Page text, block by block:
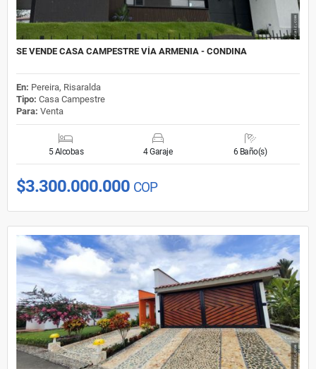
SE VENDE CASA CAMPESTRE VÍA ARMENIA - CONDINA
En: Pereira, Risaralda
Tipo: Casa Campestre
Para: Venta
5 Alcobas 4 Garaje 6 Baño(s)
$3.300.000.000 COP